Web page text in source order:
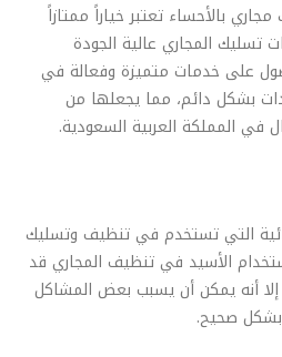
بالأحساء تعتبر خياراً ممتازاً
تسليك المجاري عالية الجودة
على خدمات متميزة وفعالة في
بشكل دائم، مما يجعلها من
في المملكة العربية السعودية.
التي تستخدم في تنظيف وتسليك
الأسيد في تنظيف المجاري قد
أنه يمكن أن يسبب بعض المشاكل
بشكل صحيح.